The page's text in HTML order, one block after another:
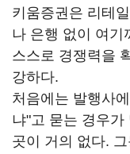
키움증권은 리테
나 은행 없이 여기
스스로 경쟁력을
강하다.
처음에는 발행사
냐"고 묻는 경우
곳이 거의 없다.